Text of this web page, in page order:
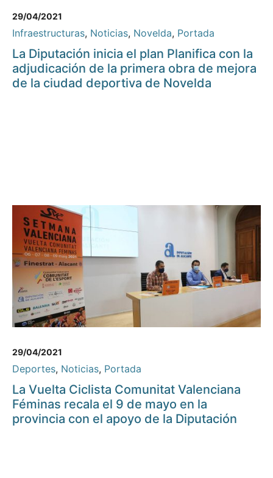
29/04/2021
Infraestructuras, Noticias, Novelda, Portada
La Diputación inicia el plan Planifica con la
adjudicación de la primera obra de mejora
de la ciudad deportiva de Novelda
29/04/2021
Deportes, Noticias, Portada
La Vuelta Ciclista Comunitat Valenciana
Féminas recala el 9 de mayo en la
provincia con el apoyo de la Diputación